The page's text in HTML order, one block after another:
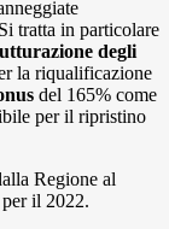
tratta in particolare
degli
la riqualificazione
del 165% come
per il ripristino
Regione al
il 2022.